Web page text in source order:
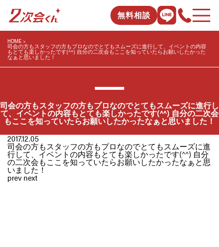
無料相談
HOME
司会の方もスタッフの方もプロなのでとてもスムーズに進行して、イベントの内容
もとても楽しかったです(^^) 自分の二次会もここを知っていたらお願いしたかった
なぁと思いました！
司会の方もスタッフの方もプロなのでとてもスムーズに進行し
て、イベントの内容もとても楽しかったです(^^) 自分の二次会
もここを知っていたらお願いしたかったなぁと思いました！
2017.12.05
司会の方もスタッフの方もプロなのでとてもスムーズに進
行して、イベントの内容もとても楽しかったです(^^) 自分
の二次会もここを知っていたらお願いしたかったなぁと思
いました！
prev next